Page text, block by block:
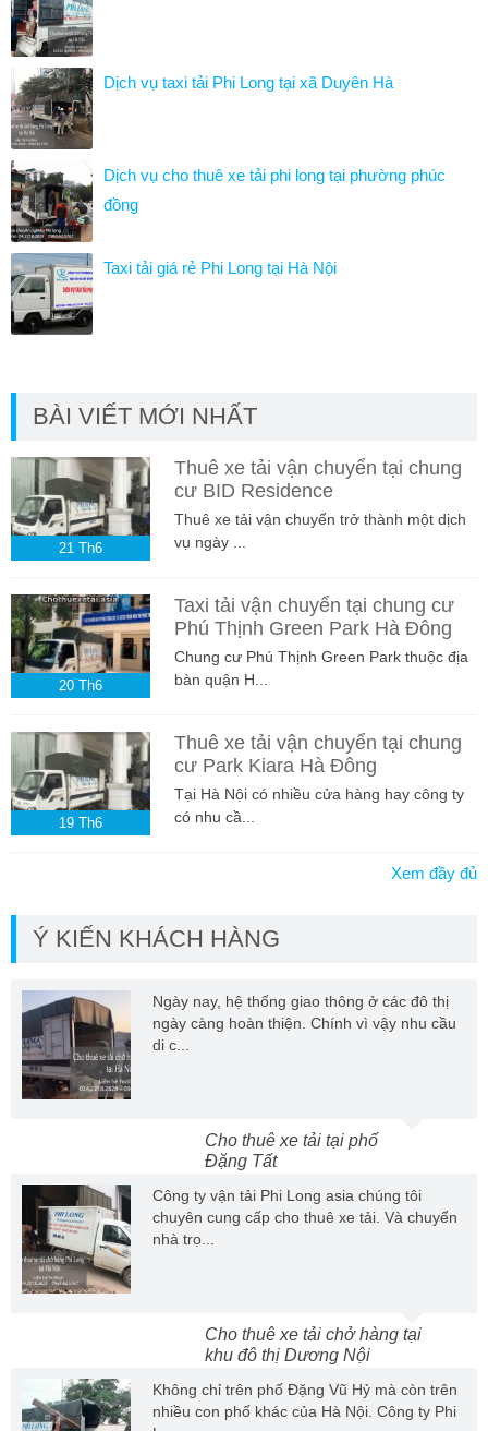
Dịch vụ taxi tải Phi Long tại xã Duyên Hà
Dịch vụ cho thuê xe tải phi long tại phường phúc
đồng
Taxi tải giá rẻ Phi Long tại Hà Nội
BÀI VIẾT MỚI NHẤT
21 Th6
Thuê xe tải vận chuyển tại chung
cư BID Residence
Thuê xe tải vận chuyển trở thành một dịch
vụ ngày ...
20 Th6
Taxi tải vận chuyển tại chung cư
Phú Thịnh Green Park Hà Đông
Chung cư Phú Thịnh Green Park thuộc địa
bàn quận H...
19 Th6
Thuê xe tải vận chuyển tại chung
cư Park Kiara Hà Đông
Tại Hà Nội có nhiều cửa hàng hay công ty
có nhu cầ...
Xem đầy đủ
Ý KIẾN KHÁCH HÀNG
Ngày nay, hệ thống giao thông ở các đô thị
ngày càng hoàn thiện. Chính vì vậy nhu cầu
di c...
Cho thuê xe tải tại phố
Đặng Tất
Công ty vận tải Phi Long asia chúng tôi
chuyên cung cấp cho thuê xe tải. Và chuyển
nhà trọ...
Cho thuê xe tải chở hàng tại
khu đô thị Dương Nội
Không chỉ trên phố Đặng Vũ Hỷ mà còn trên
nhiều con phố khác của Hà Nội. Công ty Phi